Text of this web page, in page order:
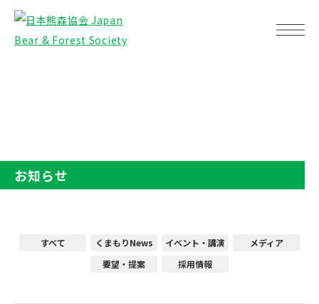
お知らせ
すべて くまもりNews イベント・講演
メディア
要望・提案
採用情報